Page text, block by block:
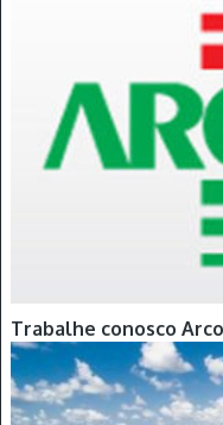
Trabalhe conosco